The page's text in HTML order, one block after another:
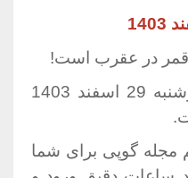
دوشنبه 27 اسفند تا چهارشنبه 29 اسفند 1403
مجله گوپی برای شما